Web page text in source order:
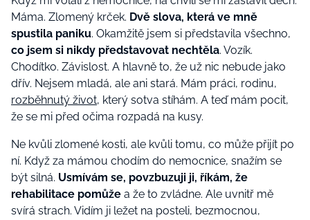
Máma. Zlomený krček. Dvě slova, která ve mně
spustila paniku. Okamžitě jsem si představila všechno,
co jsem si nikdy představovat nechtěla. Vozík.
Chodítko. Závislost. A hlavně to, že už nic nebude jako
dřív. Nejsem mladá, ale ani stará. Mám práci, rodinu,
rozběhnutý život, který sotva stíhám. A teď mám pocit,
že se mi před očima rozpadá na kusy.
Ne kvůli zlomené kosti, ale kvůli tomu, co může přijít po
ní. Když za mámou chodím do nemocnice, snažím se
být silná. Usmívám se, povzbuzuji ji, říkám, že
rehabilitace pomůže a že to zvládne. Ale uvnitř mě
svírá strach. Vidím ji ležet na posteli, bezmocnou,